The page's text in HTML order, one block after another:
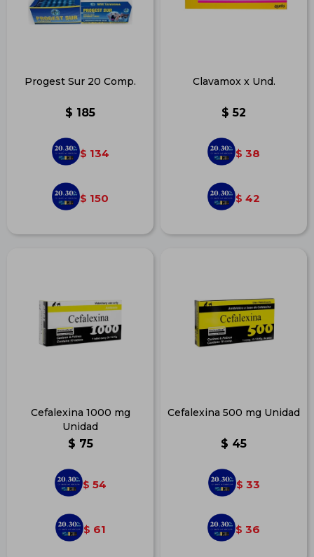
Progest Sur 20 Comp.
$ 185
$ 134
$ 150
Clavamox x Und.
$ 52
$ 38
$ 42
Cefalexina 1000 mg
Unidad
$ 75
$ 54
$ 61
Cefalexina 500 mg Unidad
$ 45
$ 33
$ 36